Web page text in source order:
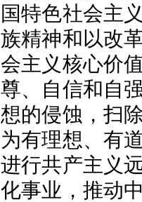
国特色社会主
族精神和以改
会主义核心价
尊、自信和自
想的侵蚀，扫
为有理想、有
进行共产主义
化事业，推动